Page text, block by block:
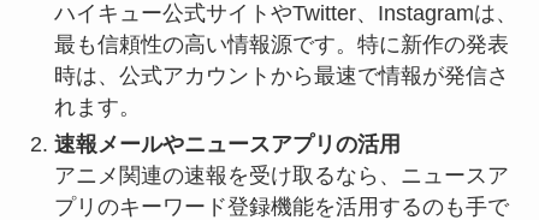
ハイキュー公式サイトやTwitter、Instagramは、
最も信頼性の高い情報源です。特に新作の発表
時は、公式アカウントから最速で情報が発信さ
れます。
速報メールやニュースアプリの活用
アニメ関連の速報を受け取るなら、ニュースア
プリのキーワード登録機能を活用するのも手で